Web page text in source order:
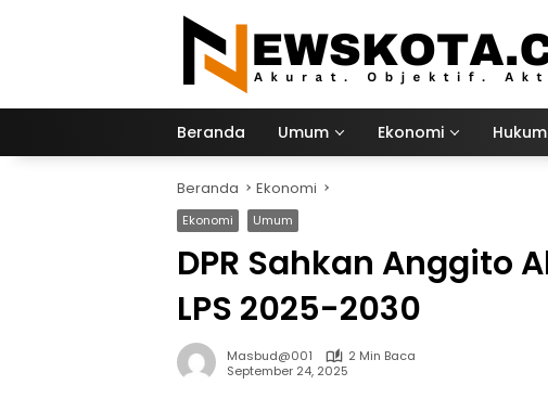
Beranda Umum Ekonomi Hukum
Beranda Ekonomi
Ekonomi Umum
DPR Sahkan Anggito
LPS 2025-2030
Masbud@001
2 Min Baca
September 24, 2025